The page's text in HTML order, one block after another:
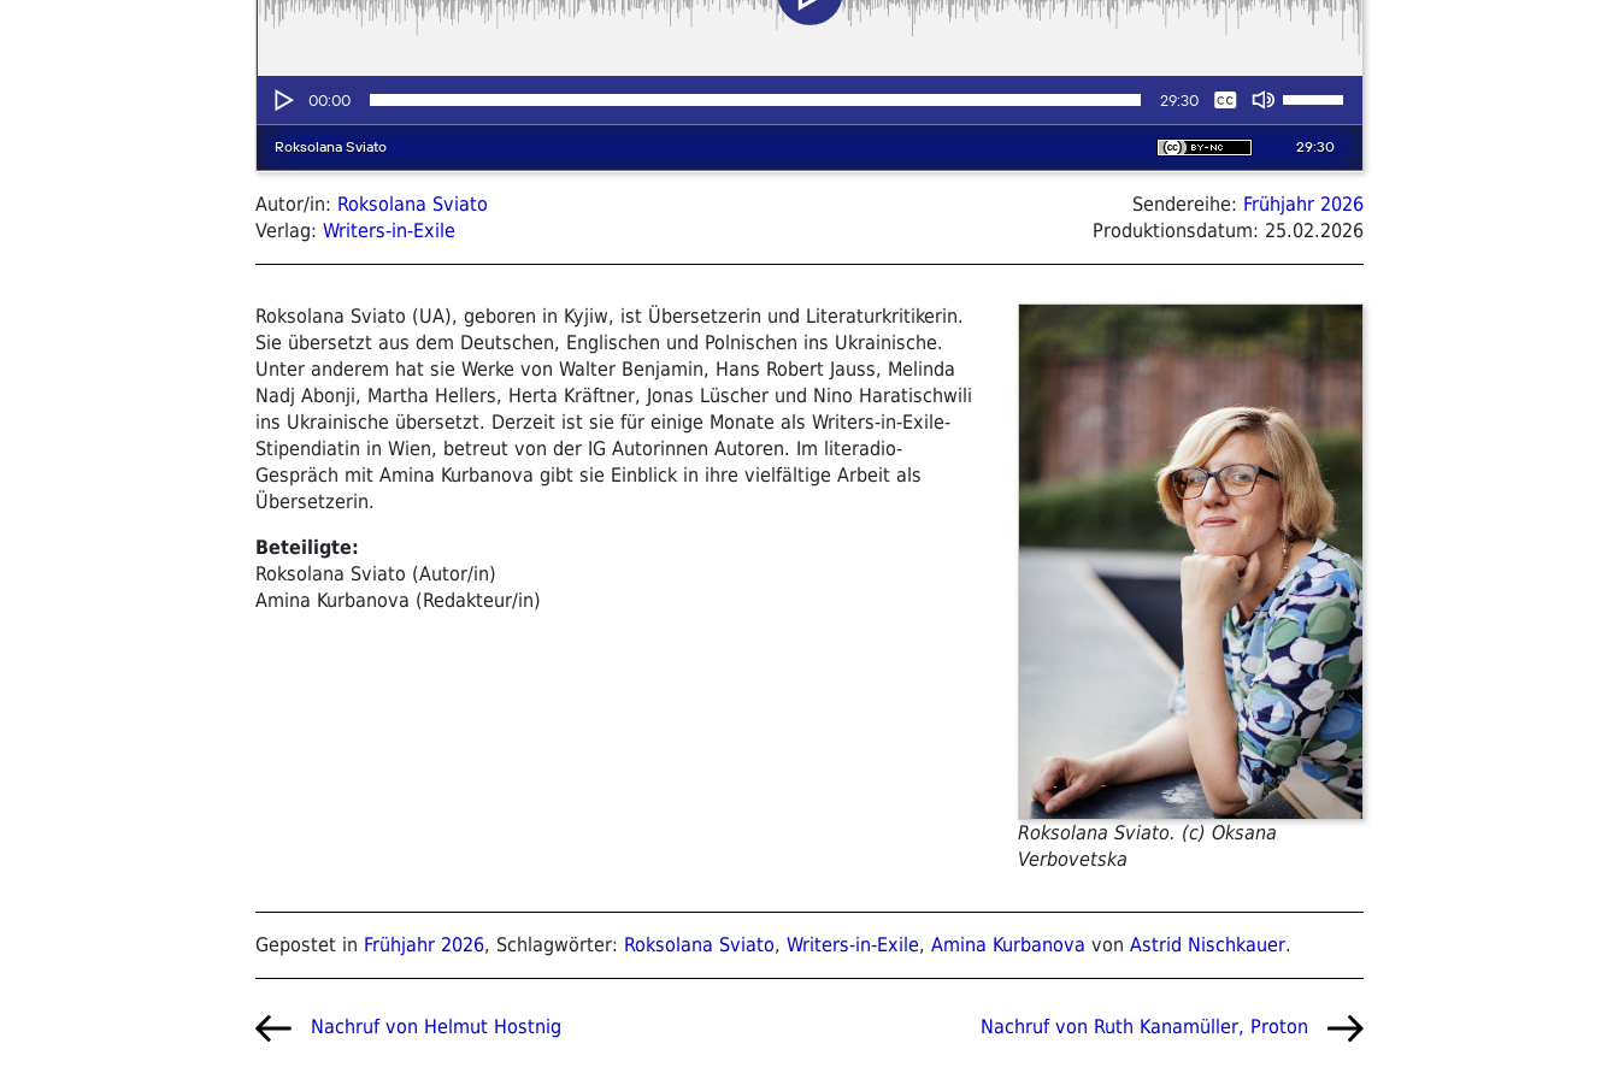
Autor/in: Roksolana Sviato
Verlag: Writers-in-Exile
Sendereihe: Frühjahr 2026
Produktionsdatum: 25.02.2026
Roksolana Sviato (UA), geboren in Kyjiw, ist Übersetzerin und Literaturkritikerin.
Sie übersetzt aus dem Deutschen, Englischen und Polnischen ins Ukrainische.
Unter anderem hat sie Werke von Walter Benjamin, Hans Robert Jauss, Melinda
Nadj Abonji, Martha Hellers, Herta Kräftner, Jonas Lüscher und Nino Haratischwili
ins Ukrainische übersetzt. Derzeit ist sie für einige Monate als Writers-in-Exile-
Stipendiatin in Wien, betreut von der IG Autorinnen Autoren. Im literadio-
Gespräch mit Amina Kurbanova gibt sie Einblick in ihre vielfältige Arbeit als
Übersetzerin.
Beteiligte:
Roksolana Sviato (Autor/in)
Amina Kurbanova (Redakteur/in)
Roksolana Sviato. (c) Oksana
Verbovetska
Gepostet in Frühjahr 2026, Schlagwörter: Roksolana Sviato, Writers-in-Exile, Amina Kurbanova von Astrid Nischkauer.
Beitragsnavigation
BeitragNachruf von Helmut Hostnig
Beitrag
Nachruf von Ruth Kanamüller, Proton